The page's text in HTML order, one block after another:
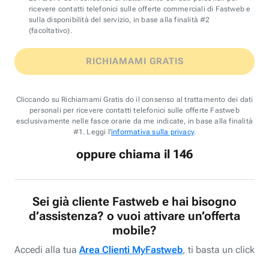
ricevere contatti telefonici sulle offerte commerciali di Fastweb e
sulla disponibilità del servizio, in base alla finalità #2
(facoltativo).
RICHIAMAMI GRATIS
Cliccando su Richiamami Gratis do il consenso al trattamento dei dati
personali per ricevere contatti telefonici sulle offerte Fastweb
esclusivamente nelle fasce orarie da me indicate, in base alla finalità
#1. Leggi l'informativa sulla privacy.
oppure chiama il 146
Sei già cliente Fastweb e hai bisogno
d’assistenza? o vuoi attivare un’offerta
mobile?
Accedi alla tua Area Clienti MyFastweb, ti basta un click